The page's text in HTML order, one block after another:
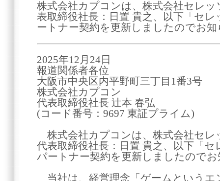
株式会社カプコンは、株式会社セレッ
表取締役社長：日置 貴之、以下「セ
ートナー契約を更新しましたのでお
2025年12月24日
報道関係者各位
大阪市中央区内平野町三丁目1番3号
株式会社カプコン
代表取締役社長 辻本 春弘
(コード番号：9697 東証プライム)
株式会社カプコンは、株式会社セレ
代表取締役社長：日置 貴之、以下「
パートナー契約を更新しましたので
当社は、経営理念「ゲームというエ